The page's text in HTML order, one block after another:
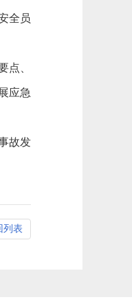
全员
点、
应急
故发
列表